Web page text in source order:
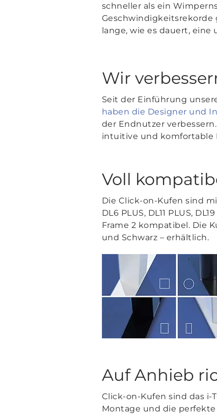
schneller als ein
Geschwindigkeitsrekorde
lange, wie es dauert, eine
Wir
Seit der Einführung
haben die Designer und
der Endnutzer
intuitive und komfortable
Voll
Die Click-on-Kufen sind
DL6 PLUS, DL11 PLUS,
Frame 2 kompatibel. Die
und Schwarz – erhältlich.
Auf Anhieb
Click-on-Kufen sind das
Montage und die